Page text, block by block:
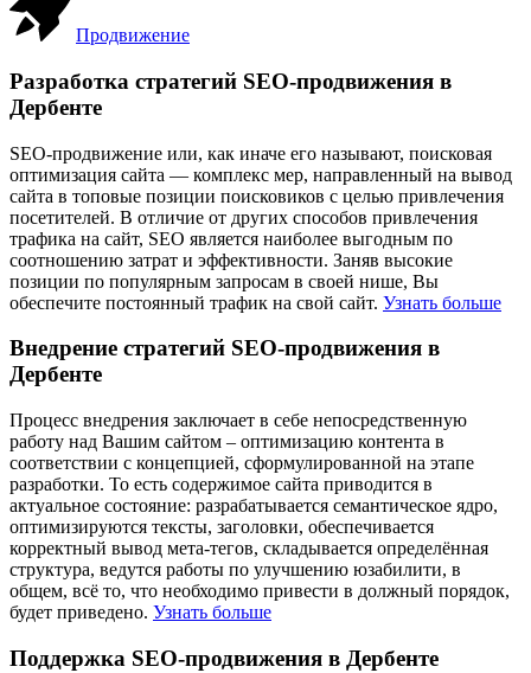
Продвижение
Разработка стратегий SEO-продвижения в
Дербенте
SEO-продвижение или, как иначе его называют, поисковая
оптимизация сайта — комплекс мер, направленный на вывод
сайта в топовые позиции поисковиков с целью привлечения
посетителей. В отличие от других способов привлечения
трафика на сайт, SEO является наиболее выгодным по
соотношению затрат и эффективности. Заняв высокие
позиции по популярным запросам в своей нише, Вы
обеспечите постоянный трафик на свой сайт. Узнать больше
Внедрение стратегий SEO-продвижения в
Дербенте
Процесс внедрения заключает в себе непосредственную
работу над Вашим сайтом – оптимизацию контента в
соответствии с концепцией, сформулированной на этапе
разработки. То есть содержимое сайта приводится в
актуальное состояние: разрабатывается семантическое ядро,
оптимизируются тексты, заголовки, обеспечивается
корректный вывод мета-тегов, складывается определённая
структура, ведутся работы по улучшению юзабилити, в
общем, всё то, что необходимо привести в должный порядок,
будет приведено. Узнать больше
Поддержка SEO-продвижения в Дербенте